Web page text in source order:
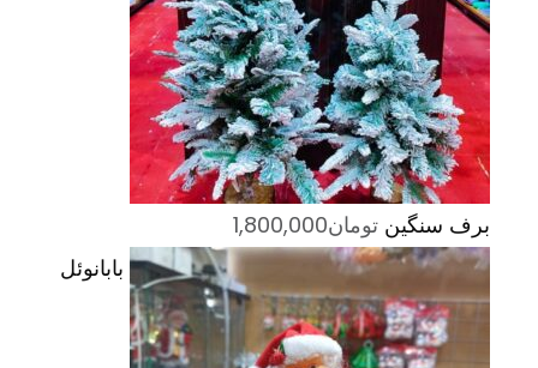
برف سنگین تومان1,800,000
بابانوئل